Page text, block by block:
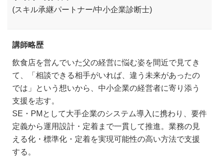
(スキル承継パートナー/中小企業診断士)
講師略歴
飲食店を営んでいた父の経営に悩む姿を間近で見てき
て、「相談できる相手がいれば、違う未来があったの
では」という想いから、中小企業の経営者に寄り添う
支援を志す。
SE・PMとして大手企業のシステム導入に携わり、要件
定義から運用設計・定着まで一貫して推進。業務の見
える化・標準化・定着を実現可能性の高い方法で支援
する。